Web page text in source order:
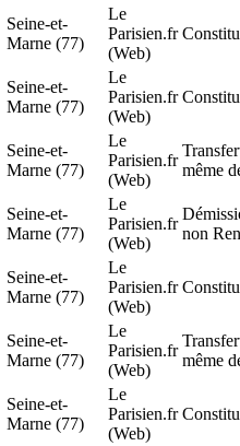
Seine-et-
Marne (77)
Le
Parisien.fr
(Web)
Seine-et-
Marne (77)
Le
Parisien.fr
(Web)
Seine-et-
Marne (77)
Le
Parisien.fr
(Web)
même
Seine-et-
Marne (77)
Le
Parisien.fr
(Web)
non
Seine-et-
Marne (77)
Le
Parisien.fr
(Web)
Seine-et-
Marne (77)
Le
Parisien.fr
(Web)
même
Seine-et-
Marne (77)
Le
Parisien.fr
(Web)